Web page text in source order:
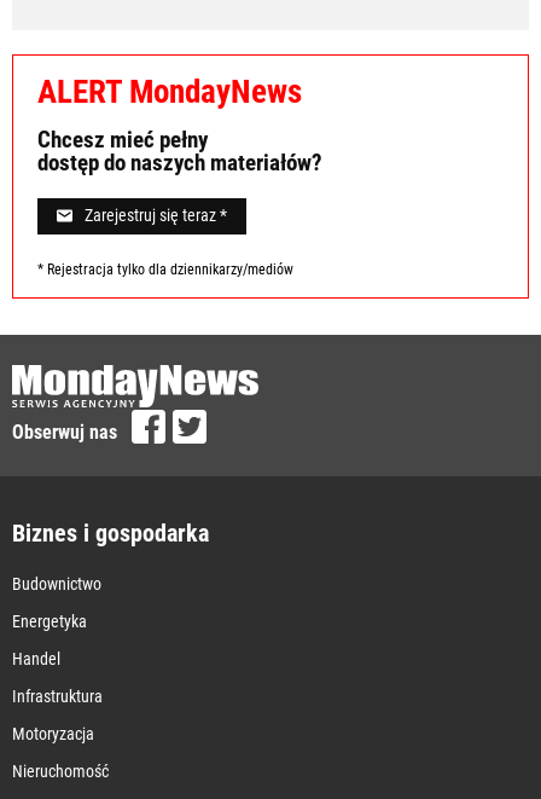
ALERT MondayNews
Chcesz mieć pełny
dostęp do naszych materiałów?
Zarejestruj się teraz *
* Rejestracja tylko dla dziennikarzy/mediów
Obserwuj nas
Biznes i gospodarka
Budownictwo
Energetyka
Handel
Infrastruktura
Motoryzacja
Nieruchomość